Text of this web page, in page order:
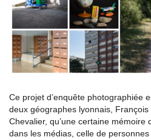
Ce projet d’enquête photographiée
deux géographes lyonnais,
Chevalier, qu’une certaine mémoire
dans les médias, celle de